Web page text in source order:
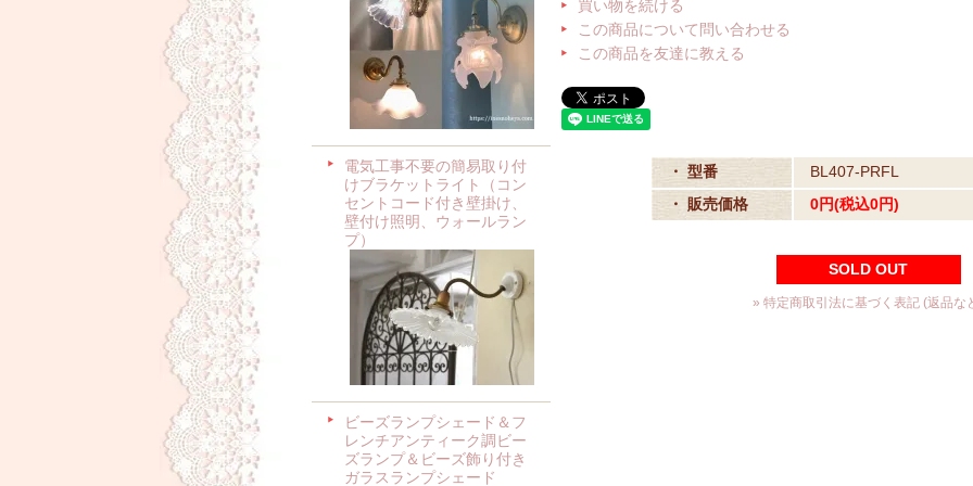
電気工事不要の簡易取り付
けブラケットライト（コン
セントコード付き壁掛け、
壁付け照明、ウォールラン
プ）
ビーズランプシェード＆フ
レンチアンティーク調ビー
ズランプ＆ビーズ飾り付き
ガラスランプシェード
買い物を続ける
この商品について問い合わせる
この商品を友達に教える
・ 型番
BL407-PRFL
・ 販売価格
0円(税込0円)
SOLD OUT
» 特定商取引法に基づく表記 (返品な